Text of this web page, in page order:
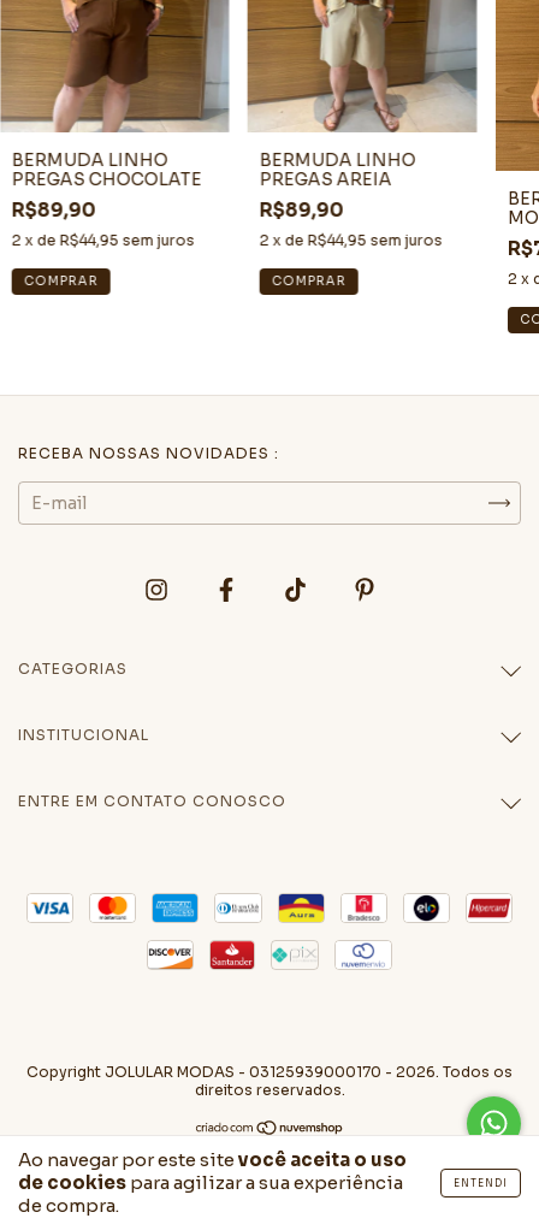
Ao navegar por este sitevocê aceita o uso
de cookies para agilizar a sua experiência
de compra.
ENTENDI
BERMUDA LINHO
PREGAS CHOCOLATE
R$89,90
2 x de R$44,95 sem juros
COMPRAR
BERMUDA LINHO
PREGAS AREIA
R$89,90
2 x de R$44,95 sem juros
COMPRAR 2 x
RECEBA NOSSAS NOVIDADES :
CATEGORIAS
INSTITUCIONAL
ENTRE EM CONTATO CONOSCO
Copyright JOLULAR MODAS - 03125939000170 - 2026. Todos os
direitos reservados.